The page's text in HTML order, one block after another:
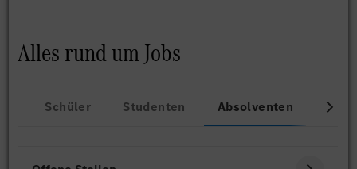
Alles rund um Jobs
Schüler Studenten Absolventen